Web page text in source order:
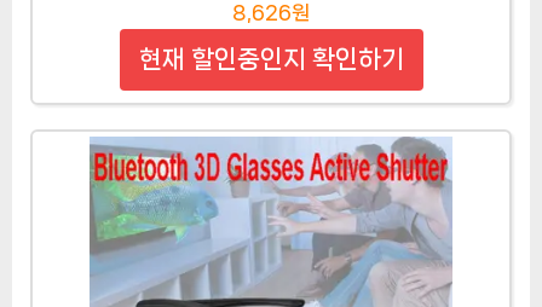
8,626원
현재 할인중인지 확인하기